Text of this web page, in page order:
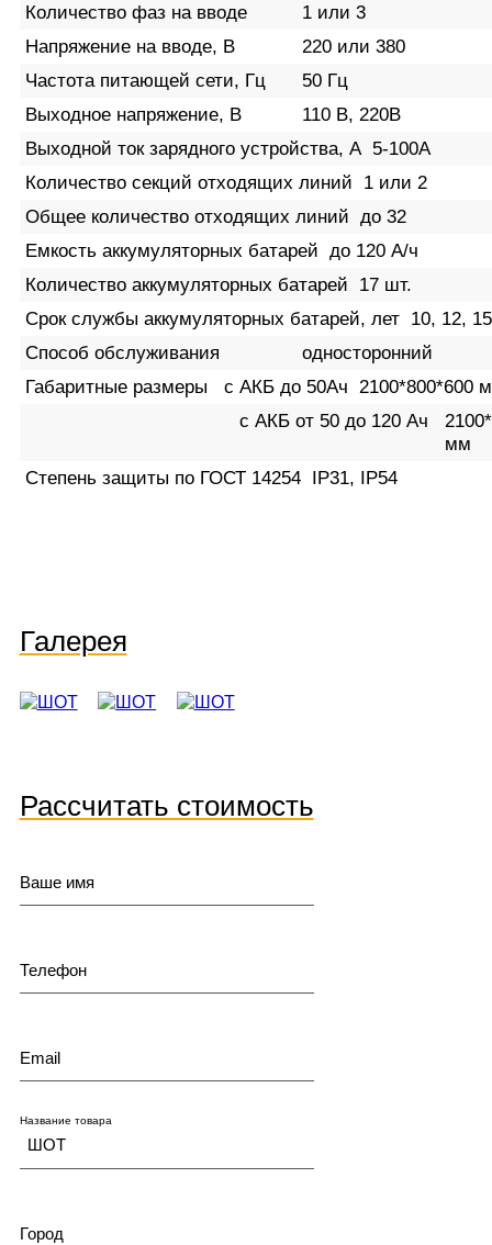
Количество фаз на вводе
1 или 3
Напряжение на вводе, В
220 или 380
Частота питающей сети, Гц
50 Гц
Выходное напряжение, В
110 В, 220В
Выходной ток зарядного устройства, А
5-100А
Количество секций отходящих линий
1 или 2
Общее количество отходящих линий до 32
Емкость аккумуляторных батарей до 120 А/ч
Количество аккумуляторных батарей
17 шт.
Срок службы аккумуляторных батарей, лет
10, 12, 15
Способ обслуживания
односторонний
Габаритные размеры с АКБ до 50Ач 2100*800*600
с АКБ от 50 до 120 Ач
мм
Степень защиты по ГОСТ 14254
IP31, IP54
Галерея
Рассчитать стоимость
Ваше имя
Телефон
Email
Название товара
Город